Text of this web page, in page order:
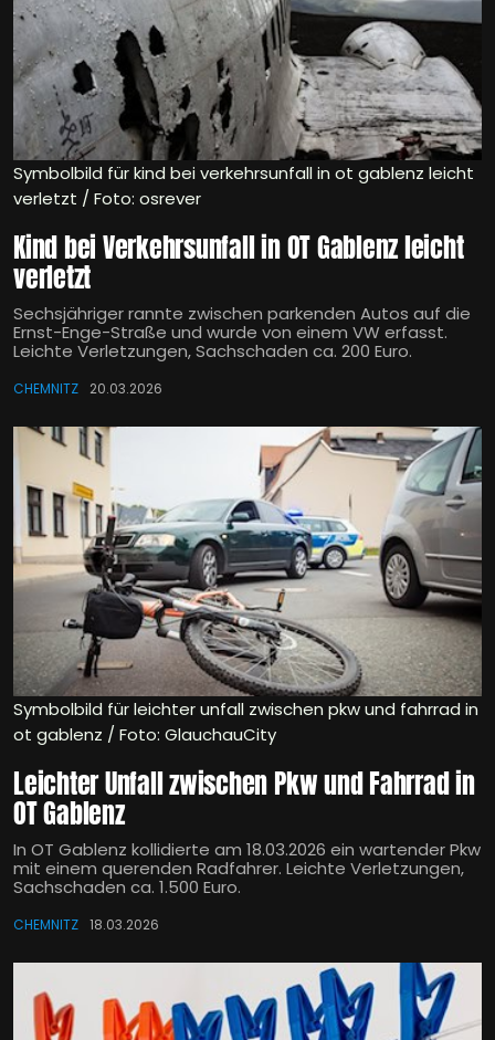
Symbolbild für kind bei verkehrsunfall in ot gablenz leicht
verletzt / Foto: osrever
Kind bei Verkehrsunfall in OT Gablenz leicht
verletzt
Sechsjähriger rannte zwischen parkenden Autos auf die
Ernst-Enge-Straße und wurde von einem VW erfasst.
Leichte Verletzungen, Sachschaden ca. 200 Euro.
CHEMNITZ 20.03.2026
Symbolbild für leichter unfall zwischen pkw und fahrrad in
ot gablenz / Foto: GlauchauCity
Leichter Unfall zwischen Pkw und Fahrrad in
OT Gablenz
In OT Gablenz kollidierte am 18.03.2026 ein wartender Pkw
mit einem querenden Radfahrer. Leichte Verletzungen,
Sachschaden ca. 1.500 Euro.
CHEMNITZ 18.03.2026